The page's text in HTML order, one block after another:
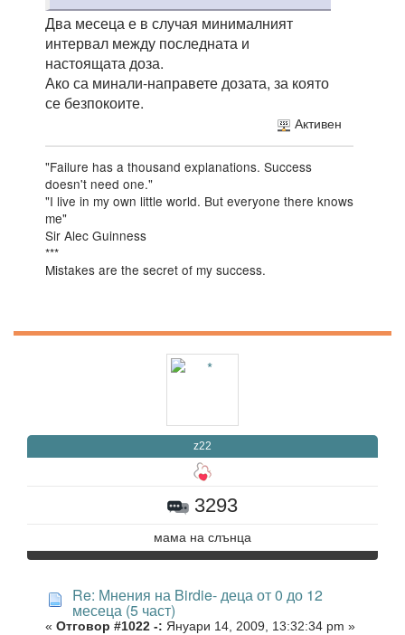
Два месеца е в случая минималният
интервал между последната и
настоящата доза.
Ако са минали-направете дозата, за която
се безпокоите.
Активен
"Failure has a thousand explanations. Success
doesn't need one."
"I live in my own little world. But everyone there knows
me"
Sir Alec Guinness
***
Mistakes are the secret of my success.
z22
3293
мама на слънцa
Re: Мнения на Birdie- деца от 0 до 12
месеца (5 част)
« Отговор #1022 -: Януари 14, 2009, 13:32:34 pm »